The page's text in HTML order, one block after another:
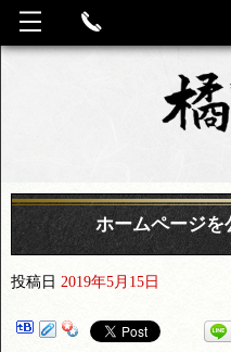
ホームページを
投稿日 2019年5月15日